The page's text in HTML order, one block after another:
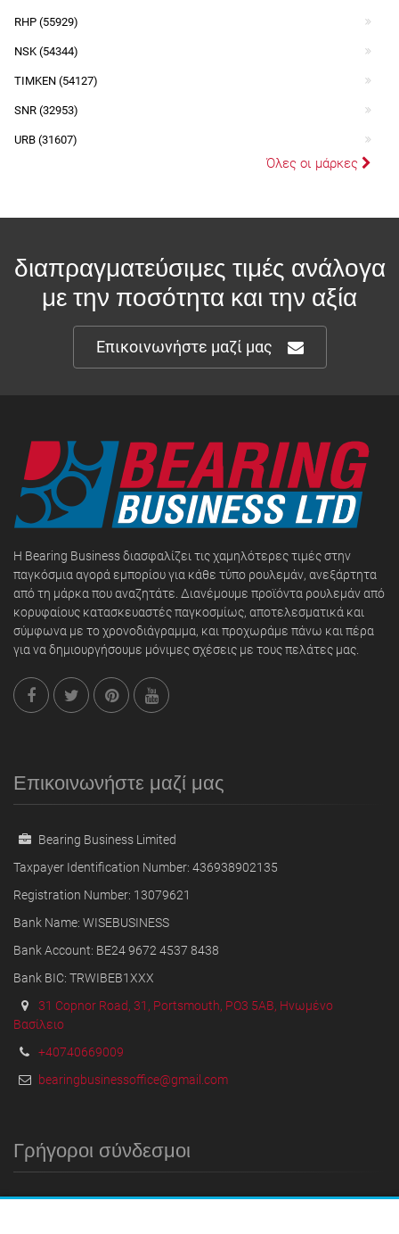
RHP (55929)
NSK (54344)
TIMKEN (54127)
SNR (32953)
URB (31607)
Όλες οι μάρκες
διαπραγματεύσιμες τιμές ανάλογα
με την ποσότητα και την αξία
Επικοινωνήστε μαζί μας
Η Bearing Business διασφαλίζει τις χαμηλότερες τιμές στην
παγκόσμια αγορά εμπορίου για κάθε τύπο ρουλεμάν, ανεξάρτητα
από τη μάρκα που αναζητάτε. Διανέμουμε προϊόντα ρουλεμάν από
κορυφαίους κατασκευαστές παγκοσμίως, αποτελεσματικά και
σύμφωνα με το χρονοδιάγραμμα, και προχωράμε πάνω και πέρα
για να δημιουργήσουμε μόνιμες σχέσεις με τους πελάτες μας.
Επικοινωνήστε μαζί μας
Bearing Business Limited
Taxpayer Identification Number: 436938902135
Registration Number: 13079621
Bank Name: WISEBUSINESS
Bank Account: BE24 9672 4537 8438
Bank BIC: TRWIBEB1XXX
31 Copnor Road, 31, Portsmouth, PO3 5AB, Ηνωμένο
Βασίλειο
+40740669009
bearingbusinessoffice@gmail.com
Γρήγοροι σύνδεσμοι